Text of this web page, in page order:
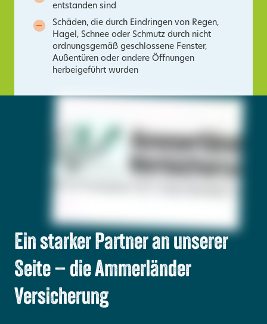
entstanden sind
Schäden, die durch Eindringen von Regen,
Hagel, Schnee oder Schmutz durch nicht
ordnungsgemäß geschlossene Fenster,
Außentüren oder andere Öffnungen
herbeigeführt wurden
Ein starker Partner an unserer
Seite – die Ammerländer
Versicherung